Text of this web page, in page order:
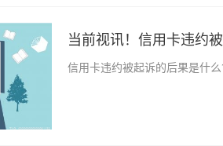
当前视讯！信用卡违约
信用卡违约被起诉的后果是什